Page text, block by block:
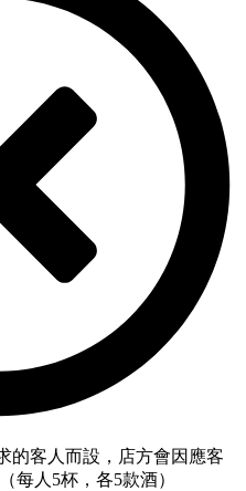
的客人而設，店方會因應客
每人5杯，各5款酒）